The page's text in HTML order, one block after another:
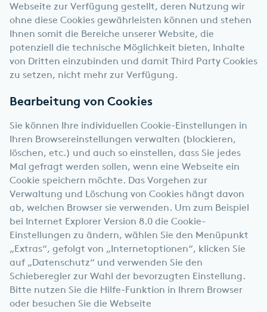
Webseite zur Verfügung gestellt, deren Nutzung wir
ohne diese Cookies gewährleisten können und stehen
Ihnen somit die Bereiche unserer Website, die
potenziell die technische Möglichkeit bieten, Inhalte
von Dritten einzubinden und damit Third Party Cookies
zu setzen, nicht mehr zur Verfügung.
Bearbeitung von Cookies
Sie können Ihre individuellen Cookie-Einstellungen in
Ihren Browsereinstellungen verwalten (blockieren,
löschen, etc.) und auch so einstellen, dass Sie jedes
Mal gefragt werden sollen, wenn eine Webseite ein
Cookie speichern möchte. Das Vorgehen zur
Verwaltung und Löschung von Cookies hängt davon
ab, welchen Browser sie verwenden. Um zum Beispiel
bei Internet Explorer Version 8.0 die Cookie-
Einstellungen zu ändern, wählen Sie den Menüpunkt
„Extras“, gefolgt von „Internetoptionen“, klicken Sie
auf „Datenschutz“ und verwenden Sie den
Schieberegler zur Wahl der bevorzugten Einstellung.
Bitte nutzen Sie die Hilfe-Funktion in Ihrem Browser
oder besuchen Sie die Webseite